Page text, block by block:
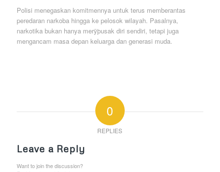
Polisi menegaskan komitmennya untuk terus memberantas
peredaran narkoba hingga ke pelosok wilayah. Pasalnya,
narkotika bukan hanya merÿþusak diri sendiri, tetapi juga
mengancam masa depan keluarga dan generasi muda.
0
REPLIES
Leave a Reply
Want to join the discussion?